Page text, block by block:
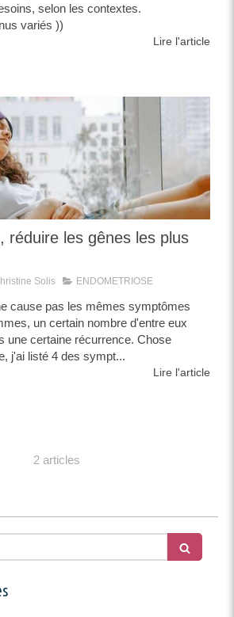
selon les contextes.
variés ))
Lire l'article
réduire les gênes les plus
Solis ENDOMETRIOSE
cause pas les mêmes symptômes
un certain nombre d'entre eux
une certaine récurrence. Chose
j'ai listé 4 des sympt...
Lire l'article
2 articles